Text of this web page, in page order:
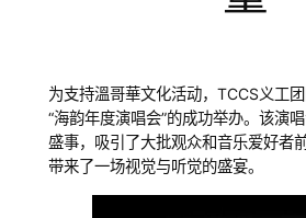
为支持溫哥華文化活动，TCCS义工
“海韵年度演唱会”的成功举办。该演
盛事，吸引了大批观众和音乐爱好者
带来了一场视觉与听觉的盛宴。